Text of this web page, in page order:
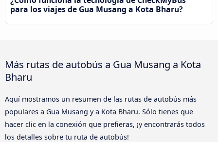
para los viajes de Gua Musang a Kota Bharu?
Más rutas de autobús a Gua Musang a Kota
Bharu
Aquí mostramos un resumen de las rutas de autobús más
populares a Gua Musang y a Kota Bharu. Sólo tienes que
hacer clic en la conexión que prefieras, ¡y encontrarás todos
los detalles sobre tu ruta de autobús!